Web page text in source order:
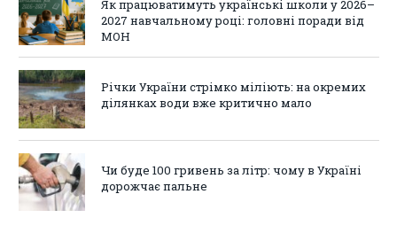
Як працюватимуть українські школи у 2026–
2027 навчальному році: головні поради від
МОН
Річки України стрімко міліють: на окремих
ділянках води вже критично мало
Чи буде 100 гривень за літр: чому в Україні
дорожчає пальне